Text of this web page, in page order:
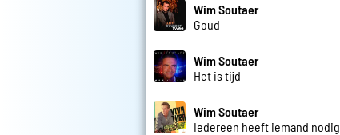
Wim Soutaer
Goud
Wim Soutaer
Het is tijd
Wim Soutaer
Iedereen heeft iemand nodig